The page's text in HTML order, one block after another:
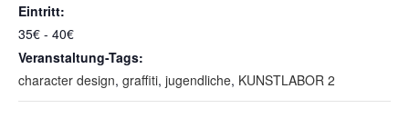
Eintritt:
35€ - 40€
Veranstaltung-Tags:
character design, graffiti, jugendliche, KUNSTLABOR 2